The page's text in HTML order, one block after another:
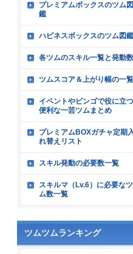
プレミアムボックスのツム図
鑑
ハピネスボックスのツム図鑑
各ツムのスキル一覧と発動数
ツムスコア＆上がり幅の一覧
イベントやビンゴで役に立つ
便利な一芸ツムまとめ
プレミアムBOXガチャ定期
れ替えリスト
スキル発動の必要数一覧
スキルマ（Lv.6）に必要なツ
ム数一覧
ツムツムランキング